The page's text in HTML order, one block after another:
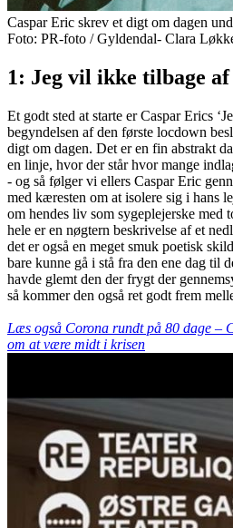
Caspar Eric skrev et digt om dagen
Foto: PR-foto / Gyldendal- Clara
1: Jeg vil ikke tilbage
Et godt sted at starte er Caspar Erics
begyndelsen af den første locdown
digt om dagen. Det er en fin abstrakt
en linje, hvor der står hvor mange
- og så følger vi ellers Caspar Eric
med kæresten om at isolere sig i hans
om hendes liv som sygeplejerske med
hele er en nøgtern beskrivelse af et
det er også en meget smuk poetisk
bare kunne gå i stå fra den ene dag til
havde glemt den der frygt der
så kommer den også ret godt frem
Læs også Corona rundt på 80 dage –
om at være midt i krisen